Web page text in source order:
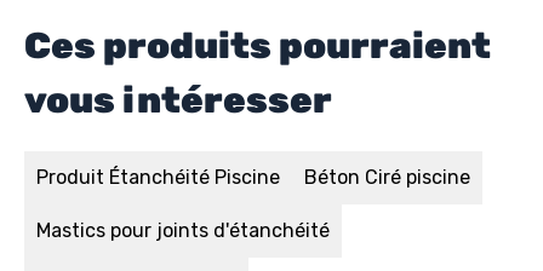
Ces produits pourraient
vous intéresser
Produit Étanchéité Piscine Béton Ciré piscine
Mastics pour joints d'étanchéité